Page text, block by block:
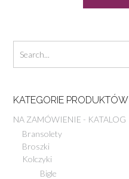
KATEGORIE PRODUKTÓW
NA ZAMÓWIENIE - KATALOG
Bransolety
Broszki
Kolczyki
Bigle